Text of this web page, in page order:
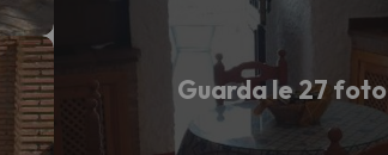
Guarda le 27 foto